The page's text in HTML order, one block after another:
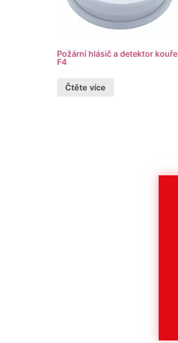
Požární hlásič a detektor kouře
F4
Čtěte více